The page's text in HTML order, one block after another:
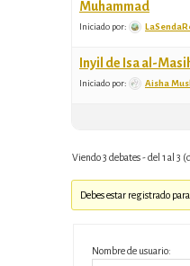
Muhammad
Iniciado por:
Inyil de Isa al-
Iniciado por: Aisha
Viendo 3 debates - del 1 al 3
Debes estar registrado
Nombre de usuario: